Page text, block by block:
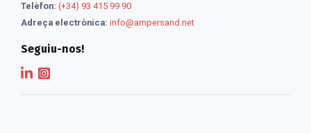
Telèfon: (+34) 93 415 99 90
Adreça electrònica: info@ampersand.net
Seguiu-nos!